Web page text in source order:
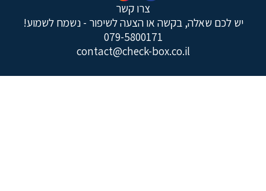
צרו קשר
יש לכם שאלה, בקשה או הצעה לשיפור - נשמח לשמוע!
079-5800171
contact@check-box.co.il